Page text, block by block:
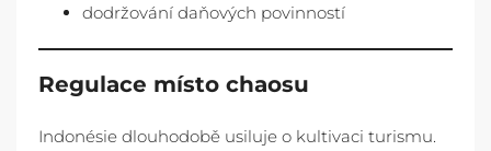
dodržování daňových povinností
Regulace místo chaosu
Indonésie dlouhodobě usiluje o kultivaci turismu.